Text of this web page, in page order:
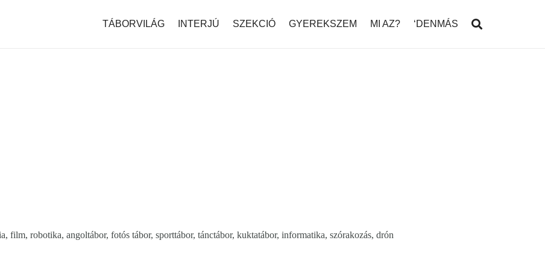
TÁBORVILÁG INTERJÚ SZEKCIÓ GYEREKSZEM MI AZ? ‘DENMÁS
film, robotika, angoltábor, fotós tábor, sporttábor, tánctábor, kuktatábor, informatika, szórakozás, drón